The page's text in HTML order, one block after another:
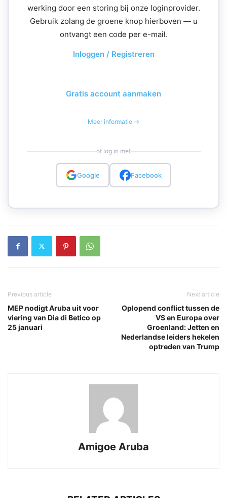
werking door een storing bij onze loginprovider.
Gebruik zolang de groene knop hierboven — u
ontvangt een code per e-mail.
Inloggen / Registreren
Gratis account aanmaken
Meer informatie →
of log in met
Google Facebook
Previous article
MEP nodigt Aruba uit voor
viering van Dia di Betico op
25 januari
Next article
Oplopend conflict tussen de
VS en Europa over
Groenland: Jetten en
Nederlandse leiders hekelen
optreden van Trump
Amigoe Aruba